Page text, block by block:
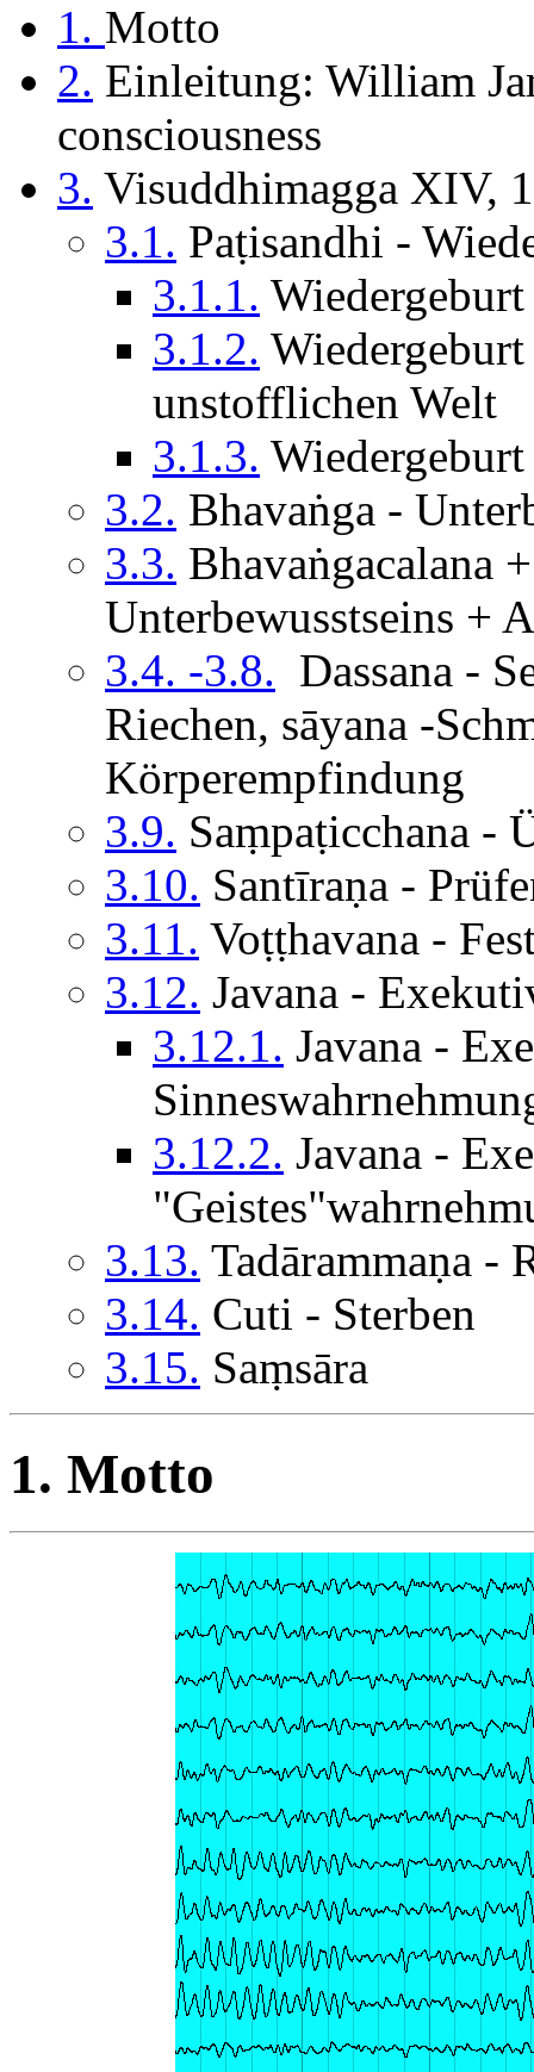
1. Motto
2. Einleitung: William
consciousness
3. Visuddhimagga XIV,
3.1. Paṭisandhi -
3.1.1.
3.1.2.
unstofflichen Welt
3.1.3.
3.2. Bhavaṅga -
3.3. Bhavaṅgacalana
Unterbewusstseins +
3.4. -3.8. Dassana -
Riechen, sāyana -
Körperempfindung
3.9. Saṃpaṭicchana -
3.10. Santīraṇa -
3.11. Voṭṭhavana -
3.12. Javana -
3.12.1. Javana -
3.12.2. Javana -
3.13. Tadārammaṇa -
3.14. Cuti - Sterben
3.15. Saṃsāra
1. Motto